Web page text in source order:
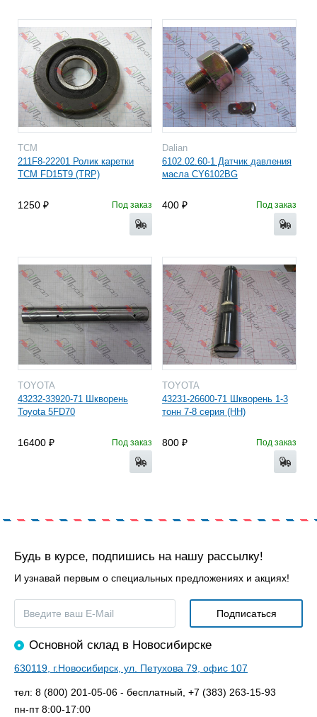
TCM
211F8-22201 Ролик каретки
TCM FD15T9 (TRP)
1250 Под заказ
Dalian
6102.02.60-1 Датчик давления
масла CY6102BG
400 Под заказ
TOYOTA
43232-33920-71 Шкворень
Toyota 5FD70
16400 Под заказ
TOYOTA
43231-26600-71 Шкворень 1-3
тонн 7-8 серия (HH)
800 Под заказ
Будь в курсе, подпишись на нашу рассылку!
И узнавай первым о специальных предложениях и акциях!
Основной склад в Новосибирске
630119, г.Новосибирск, ул. Петухова 79, офис 107
тел: 8 (800) 201-05-06 - бесплатный, +7 (383) 263-15-93
пн-пт 8:00-17:00